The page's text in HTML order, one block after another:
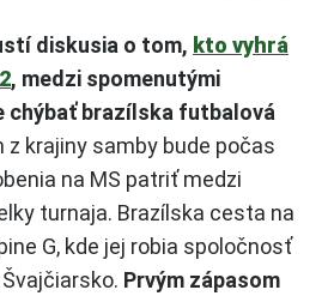
diskusia o tom, kto vyhrá
, medzi spomenutými
chýbať brazílska futbalová
z krajiny samby bude počas
na MS patriť medzi
turnaja. Brazílska cesta na
G, kde jej robia spoločnosť
Prvým zápasom